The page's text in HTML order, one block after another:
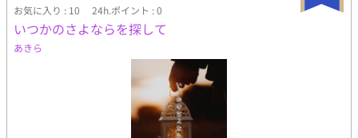
お気に入り : 10 24h.ポイント : 0
いつかのさよならを探して
あきら